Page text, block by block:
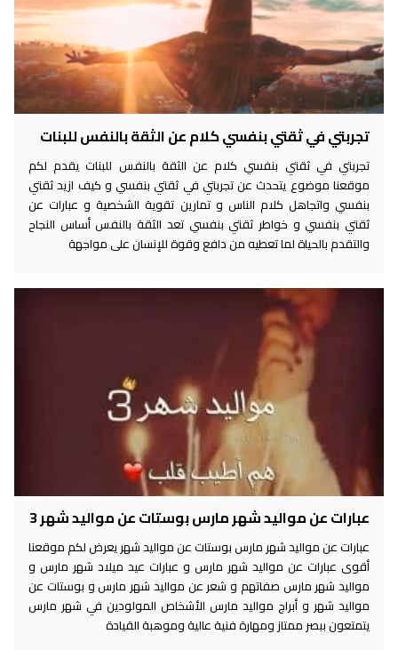
تجربتي في ثقتي بنفسي كلام عن الثقة بالنفس للبنات
تجربتي في ثقتي بنفسي كلام عن الثقة بالنفس للبنات يقدم لكم
موقعنا موضوع يتحدث عن تجربتي في ثقتي بنفسي و كيف ازيد ثقتي
بنفسي واتجاهل كلام الناس و تمارين تقوية الشخصية و عبارات عن
ثقتي بنفسي و خواطر ثقتي بنفسي تعد الثقة بالنفس أساس النجاح
والتقدم بالحياة لما تعطيه من دافع وقوة للإنسان على مواجهة
عبارات عن مواليد شهر مارس بوستات عن مواليد شهر 3
عبارات عن مواليد شهر مارس بوستات عن مواليد شهر يعرض لكم موقعنا
أقوى عبارات عن مواليد شهر مارس و عبارات عيد ميلاد شهر مارس و
مواليد شهر مارس صفاتهم و شعر عن مواليد شهر مارس و بوستات عن
مواليد شهر و أبراج مواليد مارس الأشخاص المولودين في شهر مارس
يتمتعون ببصر ممتاز ومهارة فنية عالية وموهبة القيادة